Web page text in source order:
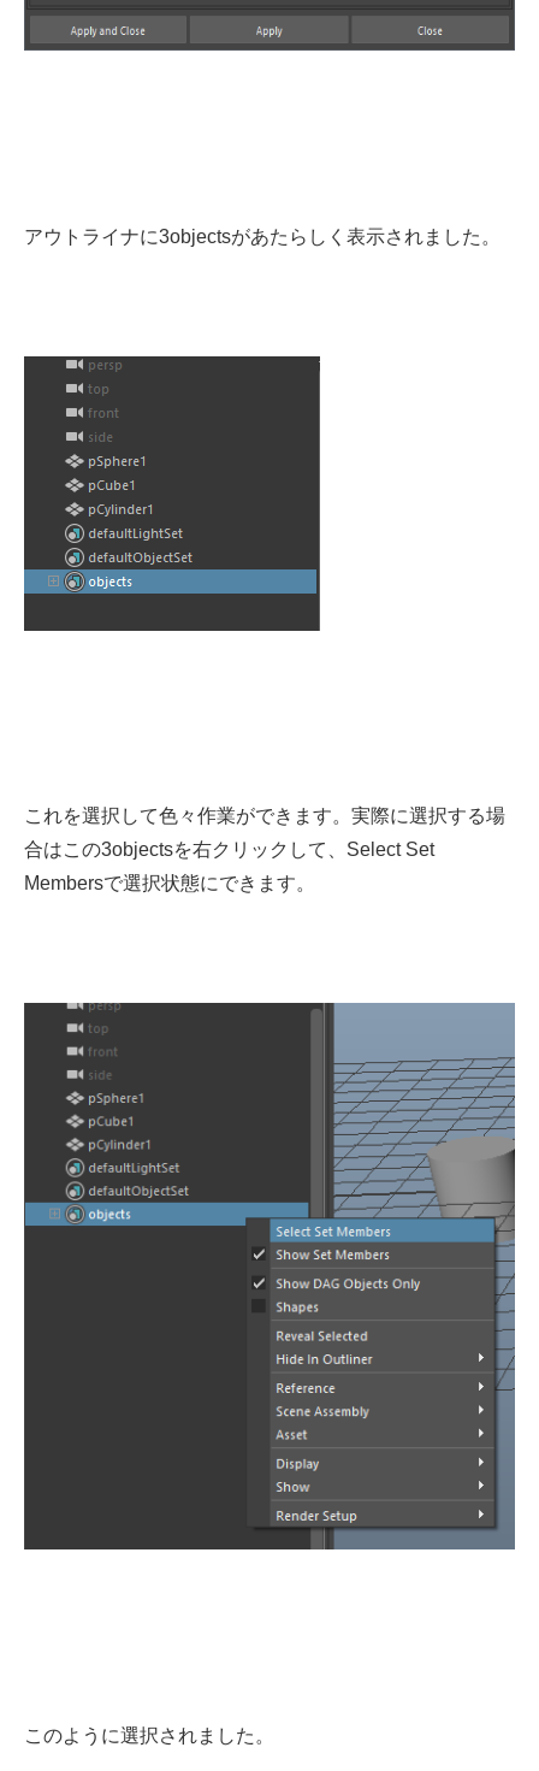
アウトライナに3objectsがあたらしく表示されました。
これを選択して色々作業ができます。実際に選択する場
合はこの3objectsを右クリックして、Select Set
Membersで選択状態にできます。
このように選択されました。